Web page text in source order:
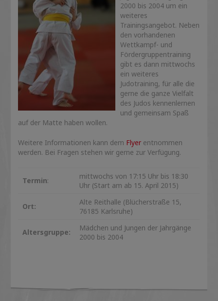
2000 bis 2004 um ein
weiteres
Trainingsangebot. Neben
den vorhandenen
Wettkampf- und
Fördergruppentraining
gibt es dann mittwochs
ein weiteres
Judotraining, für alle die
gerne die ganze Vielfalt
des Judos kennenlernen
und gemeinsam Spaß
auf der Matte haben wollen.
Weitere Informationen kann dem Flyer entnommen
werden. Bei Fragen stehen wir gerne zur Verfügung.
Termin:
mittwochs von 17:15 Uhr bis 18:30
Uhr (Start am ab 15. April 2015)
Ort:
Alte Reithalle (Blücherstraße 15,
76185 Karlsruhe)
Altersgruppe:
Mädchen und Jungen der Jahrgänge
2000 bis 2004